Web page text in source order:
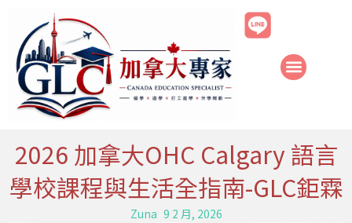
2026 加拿大OHC Calgary 語言
學校課程與生活全指南-GLC鉅霖
Zuna 9 2 月, 2026